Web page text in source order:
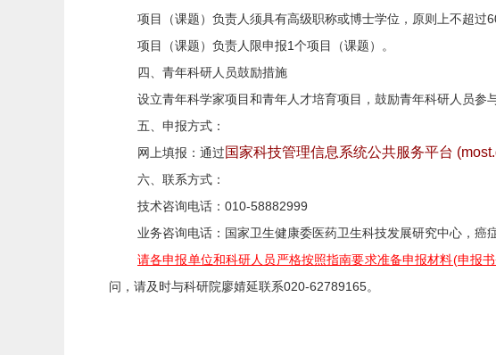
项目（课题）负责人须具有高级职称或博士学位，原则上不超过
项目（课题）负责人限申报1个项目（课题）。
四、 青年科研人员鼓励措施
设立青年科学家项目和青年人才培育项目，鼓励青年科研人员参与
五、申报方式：
网上填报：通过国家科技管理信息系统公共服务平台
六、联系方式：
技术咨询电话： 010-58882999
业务咨询电话：国家卫生健康委医药卫生科技发展研究中心，癌
请各申报单位和科研人员严格按照指南要求准备申报材料(申报
问，请及时与科研院廖婧延联系020-62789165。